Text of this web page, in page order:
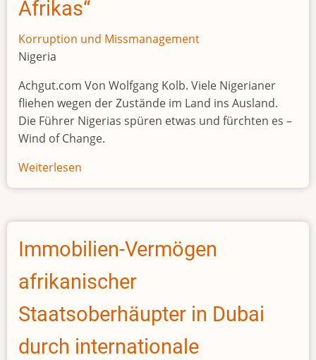
Afrikas“
Korruption und Missmanagement
Nigeria
Achgut.com Von Wolfgang Kolb. Viele Nigerianer
fliehen wegen der Zustände im Land ins Ausland.
Die Führer Nigerias spüren etwas und fürchten es –
Wind of Change.
Weiterlesen
Nigeria,
„kranke
Mann
Afrikas“
Immobilien-Vermögen
afrikanischer
Staatsoberhäupter in Dubai
durch internationale